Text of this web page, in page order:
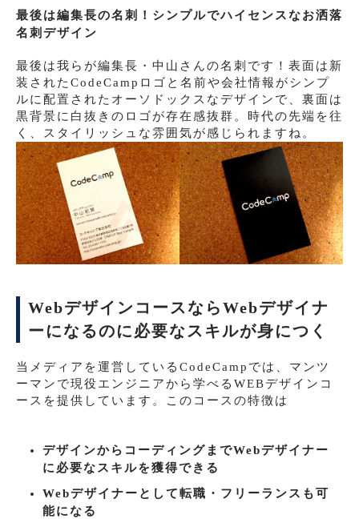
最後は編集長の名刺！シンプルでハイセンスなお洒落
名刺デザイン
最後は我らが編集長・中山さんの名刺です！表面は新
装されたCodeCampロゴと名前や会社情報がシンプ
ルに配置されたオーソドックスなデザインで、裏面は
黒背景に白抜きのロゴが存在感抜群。時代の先端を往
く、スタイリッシュな雰囲気が感じられますね。
WebデザインコースならWebデザイナ
ーになるのに必要なスキルが身につく
当メディアを運営しているCodeCampでは、マンツ
ーマンで現役エンジニアから学べるWEBデザインコ
ースを提供しています。このコースの特徴は
デザインからコーディングまでWebデザイナー
に必要なスキルを獲得できる
Webデザイナーとして転職・フリーランスも可
能になる